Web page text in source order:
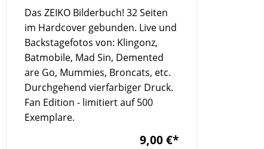
Das ZEIKO Bilderbuch! 32 Seiten
im Hardcover gebunden. Live und
Backstagefotos von: Klingonz,
Batmobile, Mad Sin, Demented
are Go, Mummies, Broncats, etc.
Durchgehend vierfarbiger Druck.
Fan Edition - limitiert auf 500
Exemplare.
9,00 €*